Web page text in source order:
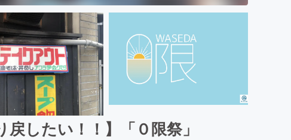
したい！！】「０限祭」